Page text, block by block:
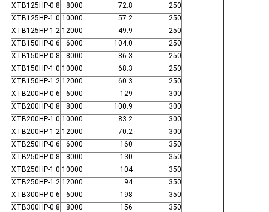
XTB125HP-0.8
8000 72.8
250
XTB125HP-1.0 10000 57.2
250
XTB125HP-1.2 12000 49.9
250
XTB150HP-0.6
6000 104.0
250
XTB150HP-0.8
8000 86.3
250
XTB150HP-1.0 10000 68.3
250
XTB150HP-1.2 12000 60.3
250
XTB200HP-0.6
6000 129
300
XTB200HP-0.8
8000 100.9
300
XTB200HP-1.0 10000 83.2
300
XTB200HP-1.2 12000 70.2
300
XTB250HP-0.6
6000 160
350
XTB250HP-0.8
8000 130
350
XTB250HP-1.0 10000 104
350
XTB250HP-1.2 12000 94
350
XTB300HP-0.6
6000 198
350
XTB300HP-0.8
8000 156
350